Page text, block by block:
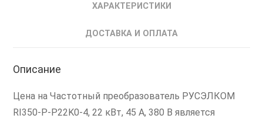
ХАРАКТЕРИСТИКИ
ДОСТАВКА И ОПЛАТА
Описание
Цена на Частотный преобразователь РУСЭЛКОМ
RI350-P-P22K0-4, 22 кВт, 45 А, 380 В является